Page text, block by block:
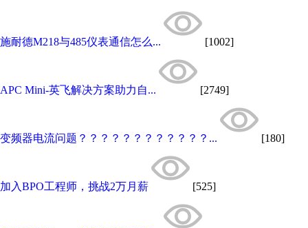
施耐德M218与485仪表通信怎么... [1002]
APC Mini-英飞解决方案助力自... [2749]
变频器电流问题？？？？？？？？？？？？... [180]
加入BPO工程师，挑战2万月薪 [525]